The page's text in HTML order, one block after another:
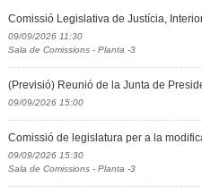
Comissió Legislativa de Justícia,
09/09/2026 11:30
Sala de Comissions - Planta -3
(Previsió) Reunió de la Junta de
09/09/2026 15:00
Comissió de legislatura per a la
09/09/2026 15:30
Sala de Comissions - Planta -3